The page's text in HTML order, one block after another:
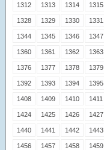
1312 1313 1314 1315
1328 1329 1330 1331
1344 1345 1346 1347
1360 1361 1362 1363
1376 1377 1378 1379
1392 1393 1394 1395
1408 1409 1410 1411
1424 1425 1426 1427
1440 1441 1442 1443
1456 1457 1458 1459